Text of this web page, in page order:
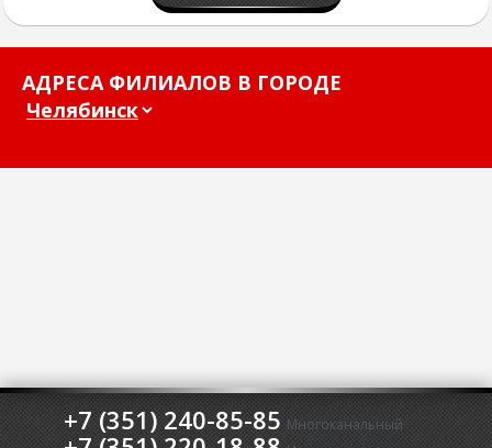
АДРЕСА ФИЛИАЛОВ В ГОРОДЕ
+7 (351) 240-85-85 Многоканальный